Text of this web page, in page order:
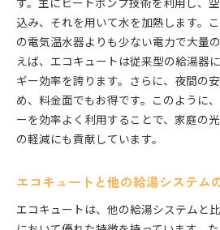
込み、それを用いて水を加熱します。
の電気温水器よりも少ない電力で大量
えば、エコキュートは従来型の給湯器
ギー効率を誇ります。さらに、夜間の
め、料金面でもお得です。このように
ーを効率よく利用することで、家庭の
の軽減にも貢献しています。
エコキュートと他の給湯システム
エコキュートは、他の給湯システムと